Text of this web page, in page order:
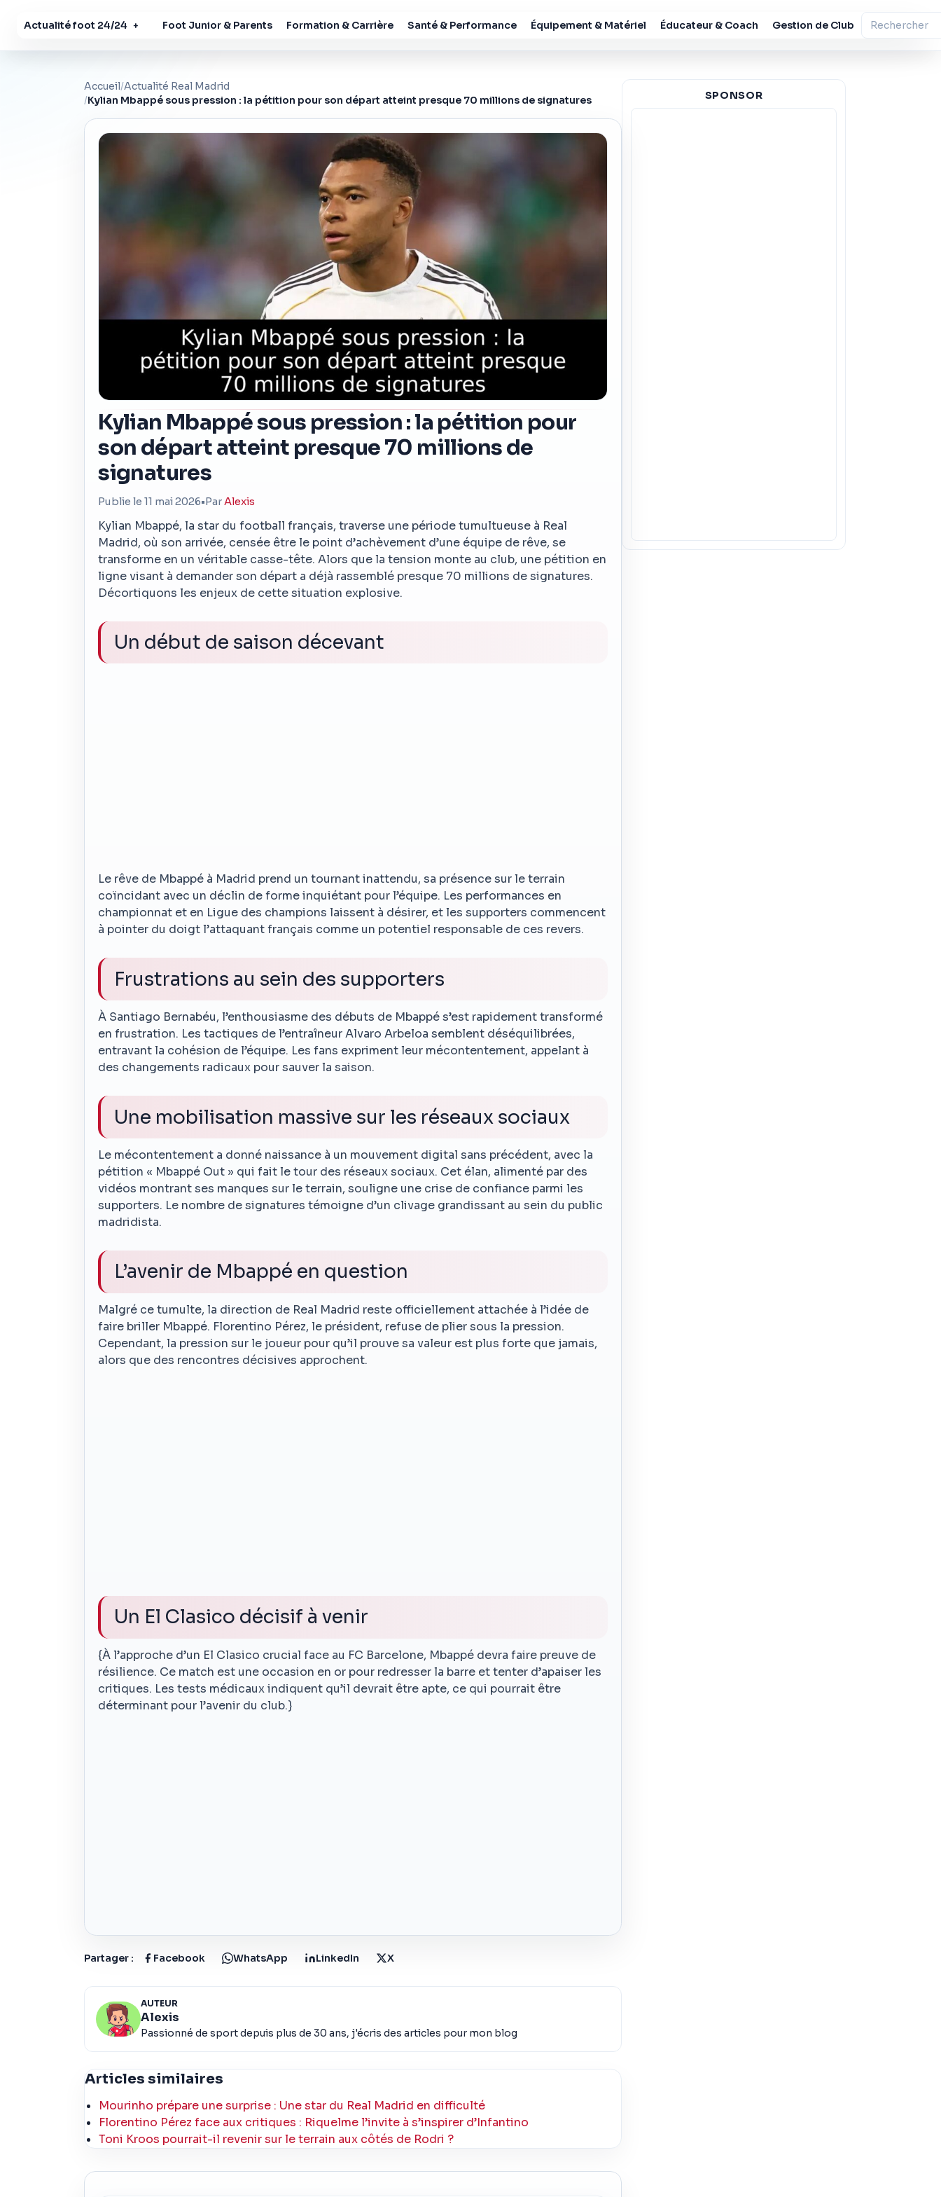
Actualité foot 24/24 + Foot Junior & Parents Formation & Carrière Santé & Performance Équipement & Matériel Éducateur & Coach Gestion de Club
Accueil/Actualité Real Madrid
/Kylian Mbappé sous pression : la pétition pour son départ atteint presque 70 millions de signatures
Kylian Mbappé sous pression : la pétition pour
son départ atteint presque 70 millions de
signatures
Publie le 11 mai 2026•ParAlexis
Kylian Mbappé, la star du football français, traverse une période tumultueuse à Real
Madrid, où son arrivée, censée être le point d’achèvement d’une équipe de rêve, se
transforme en un véritable casse-tête. Alors que la tension monte au club, une pétition en
ligne visant à demander son départ a déjà rassemblé presque 70 millions de signatures.
Décortiquons les enjeux de cette situation explosive.
Un début de saison décevant
Le rêve de Mbappé à Madrid prend un tournant inattendu, sa présence sur le terrain
coïncidant avec un déclin de forme inquiétant pour l’équipe. Les performances en
championnat et en Ligue des champions laissent à désirer, et les supporters commencent
à pointer du doigt l’attaquant français comme un potentiel responsable de ces revers.
Frustrations au sein des supporters
À Santiago Bernabéu, l’enthousiasme des débuts de Mbappé s’est rapidement transformé
en frustration. Les tactiques de l’entraîneur Alvaro Arbeloa semblent déséquilibrées,
entravant la cohésion de l’équipe. Les fans expriment leur mécontentement, appelant à
des changements radicaux pour sauver la saison.
Une mobilisation massive sur les réseaux sociaux
Le mécontentement a donné naissance à un mouvement digital sans précédent, avec la
pétition « Mbappé Out » qui fait le tour des réseaux sociaux. Cet élan, alimenté par des
vidéos montrant ses manques sur le terrain, souligne une crise de confiance parmi les
supporters. Le nombre de signatures témoigne d’un clivage grandissant au sein du public
madridista.
L’avenir de Mbappé en question
Malgré ce tumulte, la direction de Real Madrid reste officiellement attachée à l’idée de
faire briller Mbappé. Florentino Pérez, le président, refuse de plier sous la pression.
Cependant, la pression sur le joueur pour qu’il prouve sa valeur est plus forte que jamais,
alors que des rencontres décisives approchent.
Un El Clasico décisif à venir
{À l’approche d’un El Clasico crucial face au FC Barcelone, Mbappé devra faire preuve de
résilience. Ce match est une occasion en or pour redresser la barre et tenter d’apaiser les
critiques. Les tests médicaux indiquent qu’il devrait être apte, ce qui pourrait être
déterminant pour l’avenir du club.}
Partager : Facebook WhatsApp LinkedIn X
AUTEUR
Alexis
Passionné de sport depuis plus de 30 ans, j'écris des articles pour mon blog
Articles similaires
Mourinho prépare une surprise : Une star du Real Madrid en difficulté
Florentino Pérez face aux critiques : Riquelme l’invite à s’inspirer d’Infantino
Toni Kroos pourrait-il revenir sur le terrain aux côtés de Rodri ?
SPONSOR